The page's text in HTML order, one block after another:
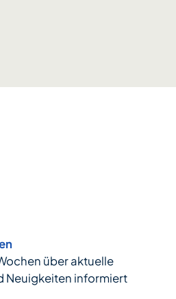
über aktuelle
Neuigkeiten informiert